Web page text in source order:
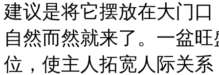
建议是将它摆放在大门
自然而然就来了。一盆
位，使主人拓宽人际关